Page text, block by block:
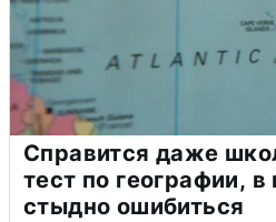
Справится даже
тест по географии,
стыдно ошибиться